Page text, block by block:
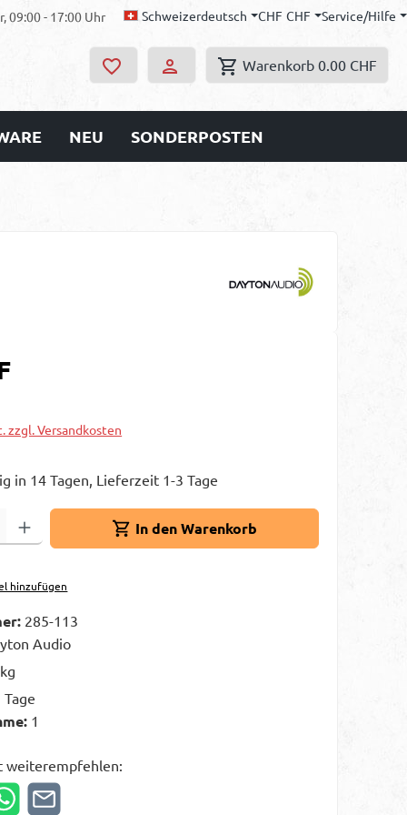
09:00 - 17:00 Uhr Schweizerdeutsch CHF CHF Service/Hilfe
Warenkorb 0.00 CHF
NEU SONDERPOSTEN
zzgl. Versandkosten
in 14 Tagen, Lieferzeit 1-3 Tage
den gewünschten Wert ein oder benutze die Schaltflächen um die
In den Warenkorb
hinzufügen
285-113
Audio
Tage
1
weiterempfehlen: